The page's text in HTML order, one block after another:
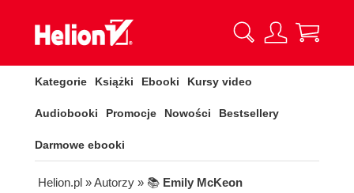
Kategorie Książki Ebooki Kursy video
Audiobooki Promocje Nowości Bestsellery
Darmowe ebooki
Helion.pl » Autorzy » 📚 Emily McKeon